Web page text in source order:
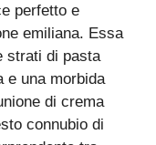
perfetto e
emiliana. Essa
strati di pasta
e una morbida
di crema
connubio di